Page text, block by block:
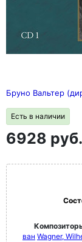
Бруно Вальтер
Есть в наличии
6928 руб.
ван Wagner,